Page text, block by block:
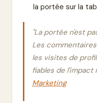
la portée sur la
"La portée n'est
Les
les visites de
fiables de l'impact
Marketing